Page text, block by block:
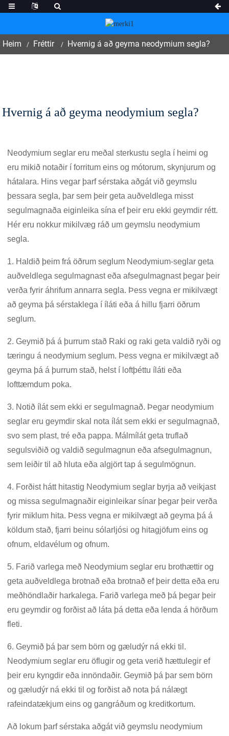
Heim Fréttir Hvernig á að geyma neodymium segla?
Hvernig á að geyma neodymium segla?
Neodymium seglar eru meðal sterkustu segla í heimi og
eru mikið notaðir í forritum eins og mótorum, skynjurum og
hátalara. Hins vegar þarf sérstaka aðgát við geymslu
þessara segla, þar sem þeir geta auðveldlega misst
segulmagnaða eiginleika sína ef þeir eru ekki geymdir rétt.
Hér eru nokkur mikilvæg ráð um geymslu neodymium
segla.
1. Haldið þeim frá öðrum seglum Neodymium-seglar geta
auðveldlega segulmagnast eða afsegulmagnast þegar þeir
verða fyrir áhrifum annarra segla. Þess vegna er mikilvægt
að geyma þá sérstaklega í íláti eða á hillu fjarri öðrum
seglum.
2. Geymið þá á þurrum stað Raki og raki geta valdið ryði og
tæringu á neodymium seglum. Þess vegna er mikilvægt að
geyma þá á þurrum stað, helst í loftþéttu íláti eða
lofttæmdum poka.
3. Notið ílát sem ekki er segulmagnað. Þegar neodymium
seglar eru geymdir skal nota ílát sem ekki er segulmagnað,
svo sem plast, tré eða pappa. Málmílát geta truflað
segulsviðið og valdið segulmagnun eða afsegulmagnun,
sem leiðir til að hluta eða algjört tap á segulmögnun.
4. Forðist hátt hitastig Neodymium seglar byrja að veikjast
og missa segulmagnaðir eiginleikar sínar þegar þeir verða
fyrir miklum hita. Þess vegna er mikilvægt að geyma þá á
köldum stað, fjarri beinu sólarljósi og hitagjöfum eins og
ofnum, eldavélum og ofnum.
5. Farið varlega með Neodymium seglar eru brothættir og
geta auðveldlega brotnað eða brotnað ef þeir detta eða eru
meðhöndlaðir harkalega. Farið varlega með þá þegar þeir
eru geymdir og forðist að láta þá detta eða lenda á hörðum
fleti.
6. Geymið þá þar sem börn og gæludýr ná ekki til.
Neodymium seglar eru öflugir og geta verið hættulegir ef
þeir eru kyngdir eða innöndaðir. Geymið þá þar sem börn
og gæludýr ná ekki til og forðist að nota þá nálægt
rafeindatækjum eins og gangráðum og kreditkortum.
Að lokum þarf sérstaka aðgát við geymslu neodymium